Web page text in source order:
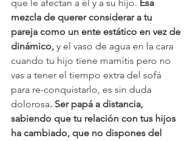
que le afectan a él y a su hijo. Esa
mezcla de querer considerar a tu
pareja como un ente estático en vez de
dinámico, y el vaso de agua en la cara
cuando tu hijo tiene mamitis pero no
vas a tener el tiempo extra del sofá
para re-conquistarlo, es sin duda
dolorosa. Ser papá a distancia,
sabiendo que tu relación con tus hijos
ha cambiado, que no dispones del